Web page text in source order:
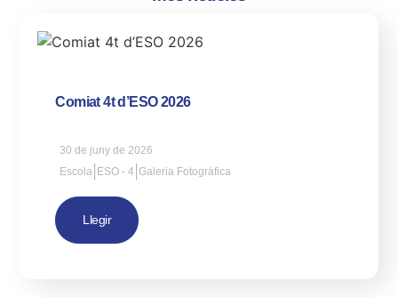
Comiat 4t d’ESO 2026
30 de juny de 2026
Escola ESO - 4 |Galeria Fotogràfica
Llegir